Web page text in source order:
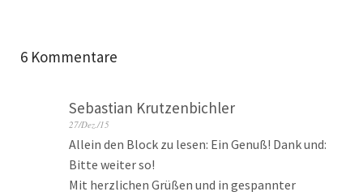
6 Kommentare
Sebastian Krutzenbichler
27/Dez./15
Allein den Block zu lesen: Ein Genuß! Dank und:
Bitte weiter so!
Mit herzlichen Grüßen und in gespannter